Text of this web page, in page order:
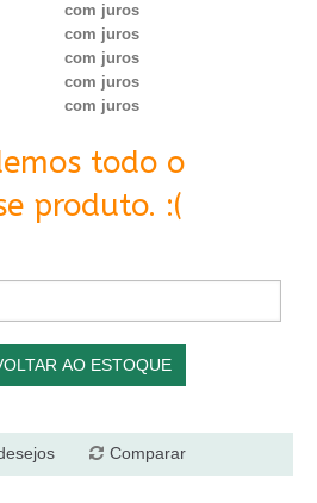
com juros
com juros
com juros
com juros
com juros
todo o
produto. :(
AO ESTOQUE
Comparar